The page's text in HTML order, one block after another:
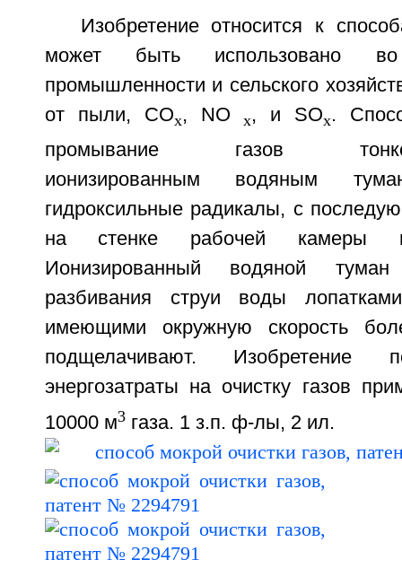
Изобретение относится к
может быть использовано
промышленности и сельского
от пыли, СОх, NO x, и SOx.
промывание газов
ионизированным водяным
гидроксильные радикалы, с
на стенке рабочей камеры
Ионизированный водяной
разбивания струи воды
имеющими окружную скорость
подщелачивают. Изобретение
энергозатраты на очистку газов
10000 м3газа. 1 з.п. ф-лы, 2 ил.